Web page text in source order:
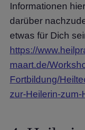
Informationen
darüber
etwas für Dich
https://
maart.de/
Fortbildung/
zur-Heilerin-zum-